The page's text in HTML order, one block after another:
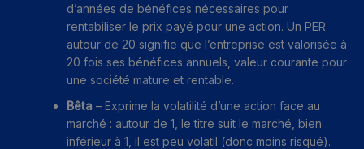
d’années de bénéfices nécessaires pour
rentabiliser le prix payé pour une action. Un PER
autour de 20 signifie que l’entreprise est valorisée à
20 fois ses bénéfices annuels, valeur courante pour
une société mature et rentable.
Bêta – Exprime la volatilité d’une action face au
marché : autour de 1, le titre suit le marché, bien
inférieur à 1, il est peu volatil (donc moins risqué).